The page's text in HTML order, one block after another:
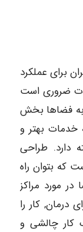
برای عملکرد
ضروری است
به فضاها بخش
خدمات بهتر و
دارد. طراحی
که بتوان راه
مورد مراکز
درمان, کار را
کار چالشی و